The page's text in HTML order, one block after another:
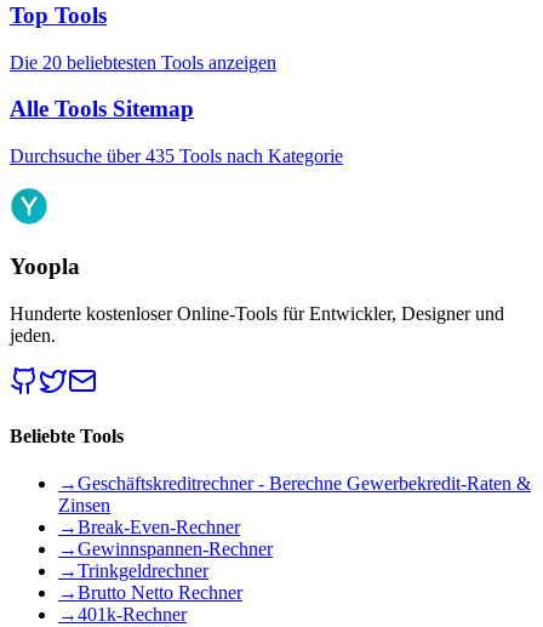
Top Tools
Die 20 beliebtesten Tools anzeigen
Alle Tools Sitemap
Durchsuche über 435 Tools nach Kategorie
Yoopla
Hunderte kostenloser Online-Tools für Entwickler, Designer und
jeden.
Beliebte Tools
→Geschäftskreditrechner - Berechne Gewerbekredit-Raten &
Zinsen
→Break-Even-Rechner
→Gewinnspannen-Rechner
→Trinkgeldrechner
→Brutto Netto Rechner
→401k-Rechner